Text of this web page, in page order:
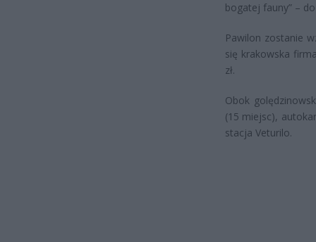
bogatej fauny” –
Pawilon zostanie
się krakowska
zł.
Obok
(15 miejsc),
stacja Veturilo.